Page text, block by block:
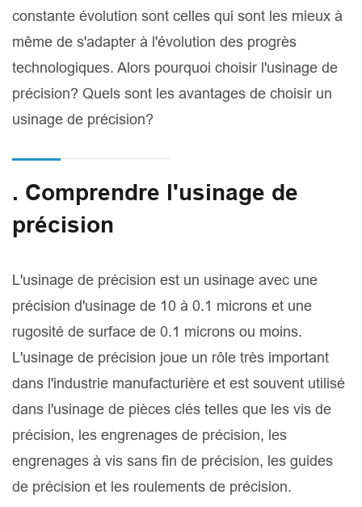
constante évolution sont celles qui sont les mieux à
même de s'adapter à l'évolution des progrès
technologiques. Alors pourquoi choisir l'usinage de
précision? Quels sont les avantages de choisir un
usinage de précision?
. Comprendre l'usinage de
précision
L'usinage de précision est un usinage avec une
précision d'usinage de 10 à 0.1 microns et une
rugosité de surface de 0.1 microns ou moins.
L'usinage de précision joue un rôle très important
dans l'industrie manufacturière et est souvent utilisé
dans l'usinage de pièces clés telles que les vis de
précision, les engrenages de précision, les
engrenages à vis sans fin de précision, les guides
de précision et les roulements de précision.